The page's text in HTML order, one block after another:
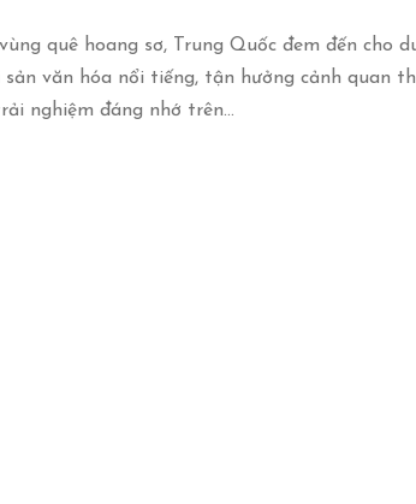
quê hoang sơ, Trung Quốc đem đến cho
văn hóa nổi tiếng, tận hưởng cảnh quan
nghiệm đáng nhớ trên...